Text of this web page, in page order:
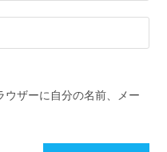
ザーに自分の名前、メー